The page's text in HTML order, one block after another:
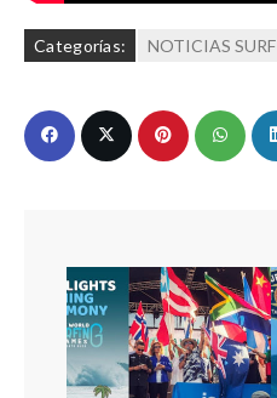
Categorías: NOTICIAS SURF